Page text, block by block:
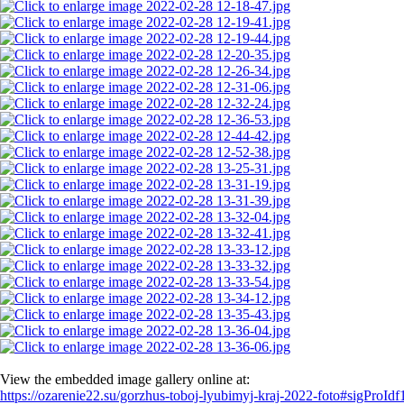
View the embedded image gallery online at:
https://ozarenie22.su/gorzhus-toboj-lyubimyj-kraj-2022-